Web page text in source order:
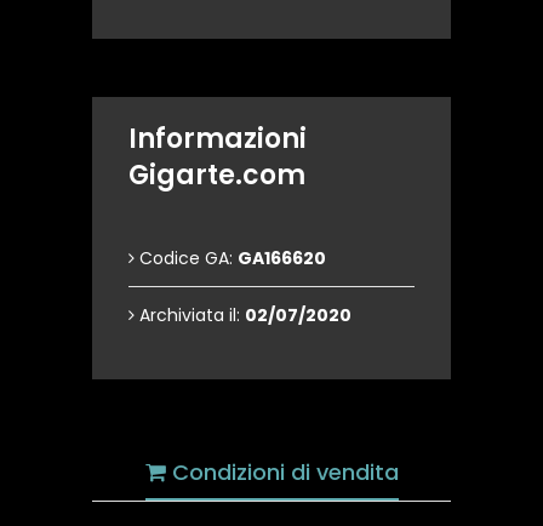
Informazioni
Gigarte.com
Codice GA: GA166620
Archiviata il: 02/07/2020
Condizioni di vendita